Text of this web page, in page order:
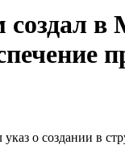
о создании в